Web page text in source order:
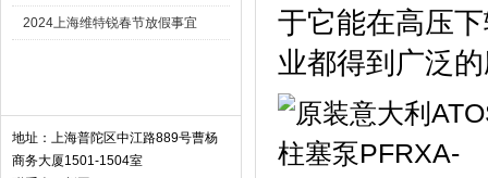
2024上海维特锐春节放假事宜
地址：上海普陀区中江路889号曹杨
商务大厦1501-1504室
于它能在高压
业都得到广泛